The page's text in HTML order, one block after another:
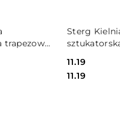
trapezowa,
Sterg
szlifowana,
uchwyt
Cena:
11.19
Cena:
11.19
DO